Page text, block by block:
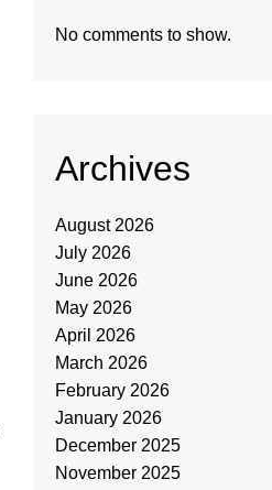
No comments to show.
Archives
August 2026
July 2026
June 2026
May 2026
April 2026
March 2026
February 2026
January 2026
December 2025
November 2025